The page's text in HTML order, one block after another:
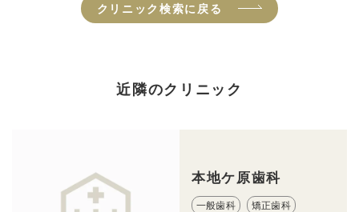
クリニック検索に戻る
近隣のクリニック
本地ケ原歯科
一般歯科 矯正歯科